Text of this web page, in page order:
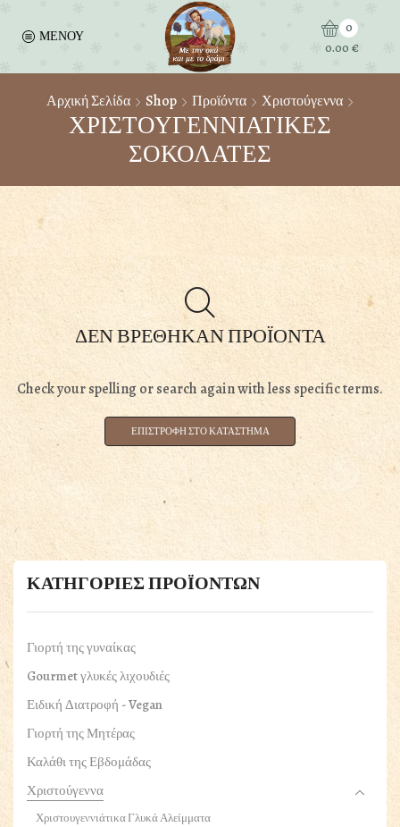
ΜΕΝΟΥ
0
0.00€
Αρχική Σελίδα Shop Προϊόντα Χριστούγεννα
ΧΡΙΣΤΟΥΓΕΝΝΙΑΤΙΚΕΣ
ΣΟΚΟΛΑΤΕΣ
ΔΕΝ ΒΡΕΘΗΚΑΝ ΠΡΟΪΟΝΤΑ
Check your spelling or search again with less specific terms.
ΕΠΙΣΤΡΟΦΗ ΣΤΟ ΚΑΤΑΣΤΗΜΑ
ΚΑΤΗΓΟΡΙΕΣ ΠΡΟΪΟΝΤΩΝ
Γιορτή της γυναίκας
Gourmet γλυκές λιχουδιές
Ειδική Διατροφή - Vegan
Γιορτή της Μητέρας
Καλάθι της Εβδομάδας
Χριστούγεννα
Χριστουγεννιάτικα Γλυκά Αλείμματα